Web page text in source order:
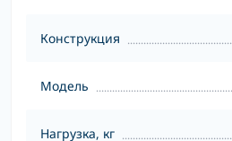
Конструкция
Модель
Нагрузка, кг